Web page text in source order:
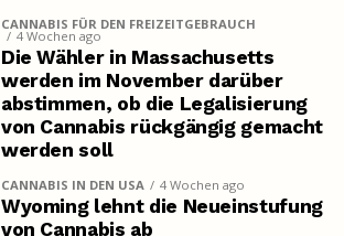
CANNABIS FÜR DEN FREIZEITGEBRAUCH
4 Wochen ago
Die Wähler in Massachusetts
werden im November darüber
abstimmen, ob die Legalisierung
von Cannabis rückgängig gemacht
werden soll
CANNABIS IN DEN USA 4 Wochen ago
Wyoming lehnt die Neueinstufung
von Cannabis ab